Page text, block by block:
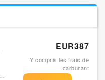
EUR387
Y compris les frais de
carburant